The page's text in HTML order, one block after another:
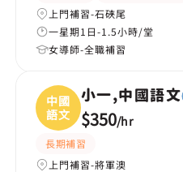
上門補習-石硤尾
一星期1日-1.5小時/堂
女導師-全職補習
中國
語文
小一,中國語文
$350/hr
長期補習
上門補習-將軍澳